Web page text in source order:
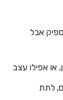
אבל
או אפילו עצב
לתת